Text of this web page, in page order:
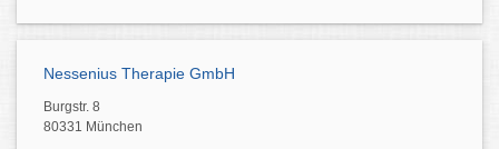
Nessenius Therapie GmbH
Burgstr. 8
80331 München